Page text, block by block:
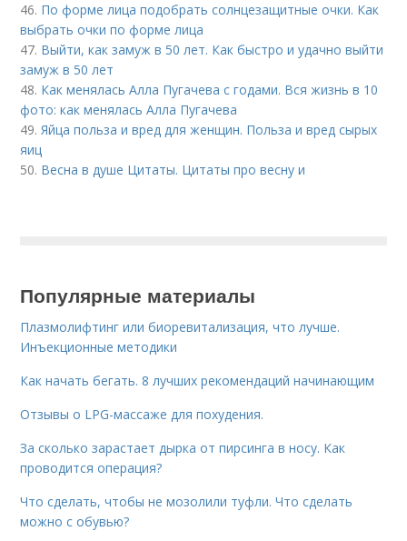
46. По форме лица подобрать солнцезащитные очки. Как
выбрать очки по форме лица
47. Выйти, как замуж в 50 лет. Как быстро и удачно выйти
замуж в 50 лет
48. Как менялась Алла Пугачева с годами. Вся жизнь в 10
фото: как менялась Алла Пугачева
49.Яйца польза и вред для женщин. Польза и вред сырых
яиц
50. Весна в душе Цитаты. Цитаты про весну и
Популярные материалы
Плазмолифтинг или биоревитализация, что лучше.
Инъекционные методики
Как начать бегать. 8 лучших рекомендаций начинающим
Отзывы о LPG-массаже для похудения.
За сколько зарастает дырка от пирсинга в носу. Как
проводится операция?
Что сделать, чтобы не мозолили туфли. Что сделать
можно с обувью?